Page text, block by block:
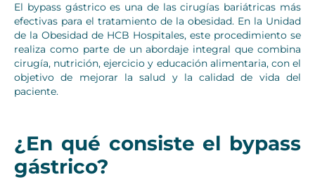
El bypass gástrico es una de las cirugías bariátricas más
efectivas para el tratamiento de la obesidad. En la Unidad
de la Obesidad de HCB Hospitales, este procedimiento se
realiza como parte de un abordaje integral que combina
cirugía, nutrición, ejercicio y educación alimentaria, con el
objetivo de mejorar la salud y la calidad de vida del
paciente.
¿En qué consiste el bypass
gástrico?